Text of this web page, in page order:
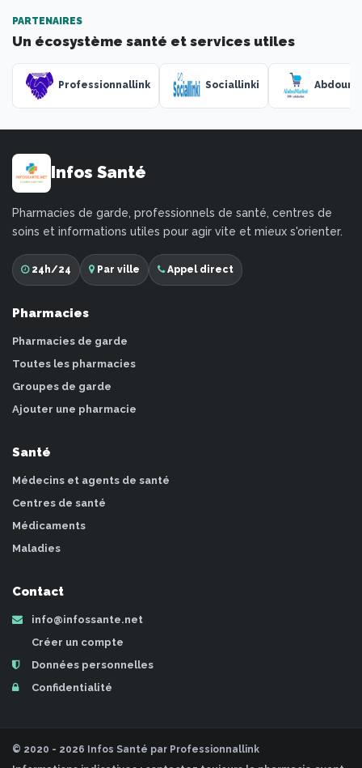
PARTENAIRES
Un écosystème santé et services utiles
Professionnallink Sociallinki
Infos Santé
Pharmacies de garde, professionnels de santé, centres de
soins et informations utiles pour agir vite et mieux s'orienter.
24h/24 Par ville Appel direct
Pharmacies
Pharmacies de garde
Toutes les pharmacies
Groupes de garde
Ajouter une pharmacie
Santé
Médecins et agents de santé
Centres de santé
Médicaments
Maladies
Contact
info@infossante.net
Créer un compte
Données personnelles
Confidentialité
© 2020 - 2026 Infos Santé par Professionnallink